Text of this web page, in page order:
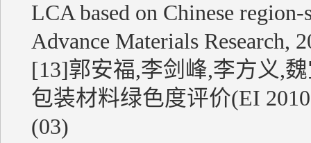
LCA based on Chinese
Advance Materials Research,
[13]郭安福,李剑峰,李方义,
包装材料绿色度评价(EI
(03)